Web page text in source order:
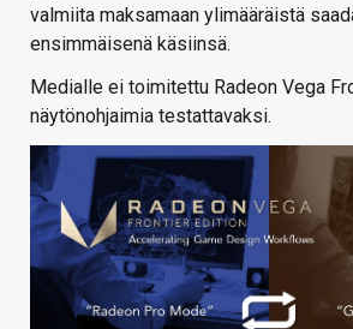
valmiita maksamaan ylimääräistä
ensimmäisenä käsiinsä.
Medialle ei toimitettu Radeon Vega
näytönohjaimia testattavaksi.